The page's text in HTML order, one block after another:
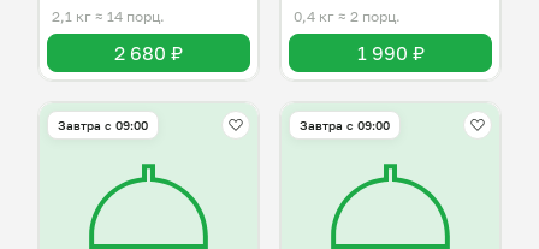
2,1 кг ≈ 14 порц.
2 680 ₽
рождения
0,4 кг ≈ 2 порц.
1 990 ₽
Завтра c 09:00 Завтра c 09:00